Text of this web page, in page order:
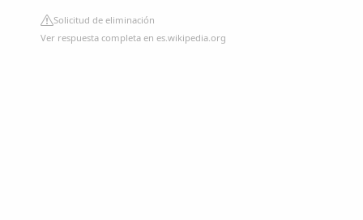
Solicitud de eliminación
Ver respuesta completa en es.wikipedia.org